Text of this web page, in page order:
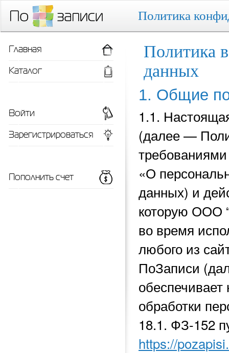
Политика
Политика
данных
1. Общие
1.1.
(далее —
«О
данных) и
которую ООО
во время
любого из
ПоЗаписи
обработки
18.1. ФЗ-152
https://
Главная
Каталог
Войти
Зарегистрироваться
Пополнить счет